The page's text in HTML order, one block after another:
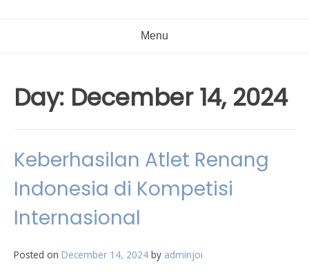
Menu
Day: December 14, 2024
Keberhasilan Atlet Renang
Indonesia di Kompetisi
Internasional
Posted on December 14, 2024 by adminjoi